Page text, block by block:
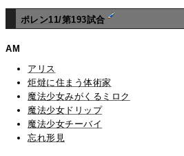
ポレン11/第193試合
AM
アリス
炬燵に住まう体術家
魔法少女みがくるミロク
魔法少女ドリップ
魔法少女チーバイ
忘れ形見